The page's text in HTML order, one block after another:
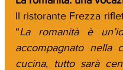
Il ristorante Frezza
“La romanità è
accompagnato nella
cucina, tutto sarà